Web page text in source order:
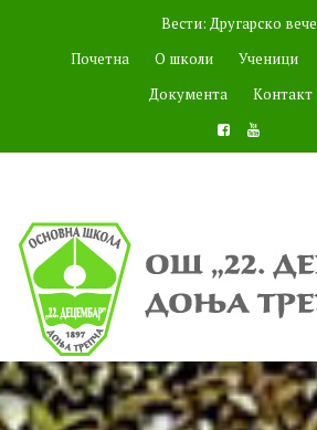
Вести: Другарско вече
Почетна
О школи Ученици
Документа
Контакт